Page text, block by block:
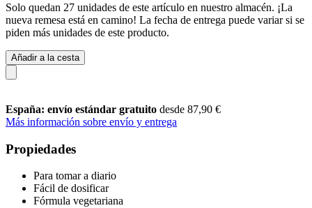
Solo quedan 27 unidades de este artículo en nuestro almacén. ¡La
nueva remesa está en camino! La fecha de entrega puede variar si se
piden más unidades de este producto.
Añadir a la cesta
España: envío estándar gratuito desde 87,90 €
Más información sobre envío y entrega
Propiedades
Para tomar a diario
Fácil de dosificar
Fórmula vegetariana